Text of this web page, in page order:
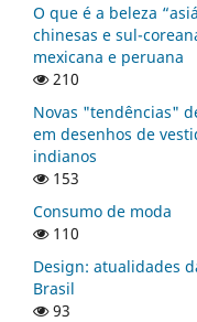
O que é a beleza
chinesas e sul-
mexicana e peruana
210
Novas "tendências"
em desenhos de
indianos
153
Consumo de moda
110
Design: atualidades
Brasil
93